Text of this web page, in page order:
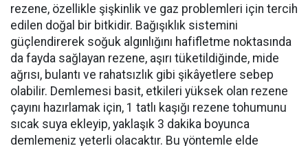
rezene, özellikle şişkinlik ve gaz problemleri için tercih
edilen doğal bir bitkidir. Bağışıklık sistemini
güçlendirerek soğuk algınlığını hafifletme noktasında
da fayda sağlayan rezene, aşırı tüketildiğinde, mide
ağrısı, bulantı ve rahatsızlık gibi şikâyetlere sebep
olabilir. Demlemesi basit, etkileri yüksek olan rezene
çayını hazırlamak için, 1 tatlı kaşığı rezene tohumunu
sıcak suya ekleyip, yaklaşık 3 dakika boyunca
demlemeniz yeterli olacaktır. Bu yöntemle elde